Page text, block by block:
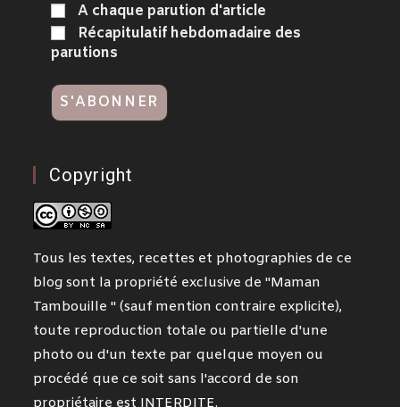
A chaque parution d'article
Récapitulatif hebdomadaire des
parutions
Copyright
Tous les textes, recettes et photographies de ce
blog sont la propriété exclusive de "Maman
Tambouille " (sauf mention contraire explicite),
toute reproduction totale ou partielle d'une
photo ou d'un texte par quelque moyen ou
procédé que ce soit sans l'accord de son